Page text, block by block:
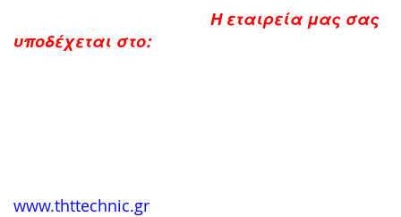
Η εταιρεία μας σας
υποδέχεται στο:
www.thttechnic.gr